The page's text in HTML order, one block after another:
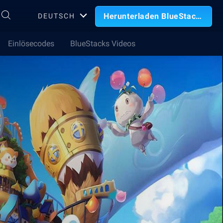
DEUTSCH Herunterladen BlueStacks
Einlösecodes BlueStacks Videos